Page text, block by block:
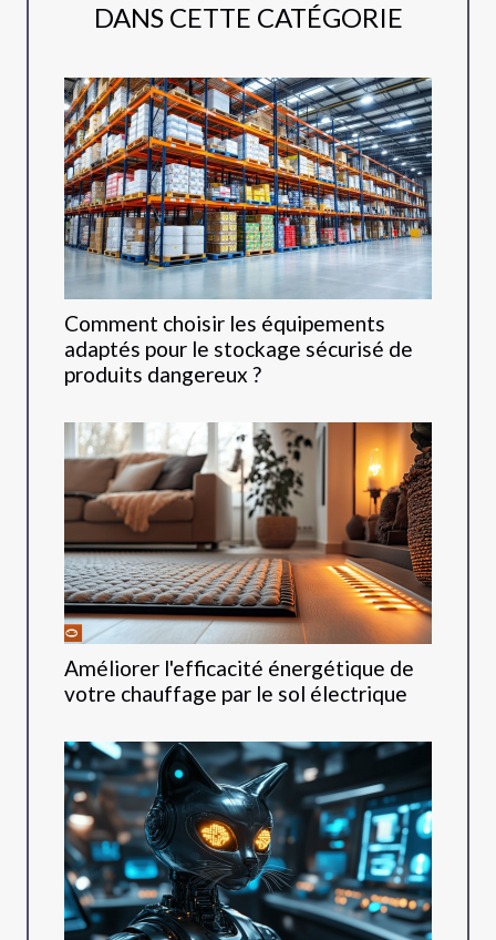
DANS CETTE CATÉGORIE
Comment choisir les équipements
adaptés pour le stockage sécurisé de
produits dangereux ?
Améliorer l'efficacité énergétique de
votre chauffage par le sol électrique